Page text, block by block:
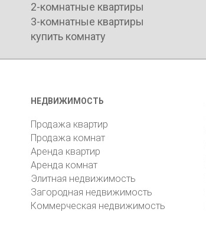
2-комнатные квартиры
3-комнатные квартиры
купить комнату
НЕДВИЖИМОСТЬ
Продажа квартир
Продажа комнат
Аренда квартир
Аренда комнат
Элитная недвижимость
Загородная недвижимость
Коммерческая недвижимость